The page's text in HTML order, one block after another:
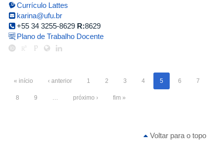
Currículo Lattes
karina@ufu.br
+55 34 3255-8629 R:8629
Plano de Trabalho Docente
« início ‹ anterior 1 2 3 4 5 6 7
8 9 … próximo › fim »
Voltar para o topo